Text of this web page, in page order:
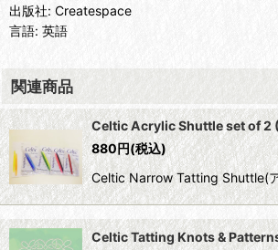
出版社: Createspace
言語: 英語
関連商品
Celtic Acrylic Shuttle set of 2 (
880円(税込)
Celtic Narrow Tatting Shuttle(
Celtic Tatting Knots &